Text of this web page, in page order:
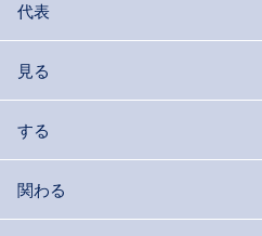
代表
見る
する
関わる